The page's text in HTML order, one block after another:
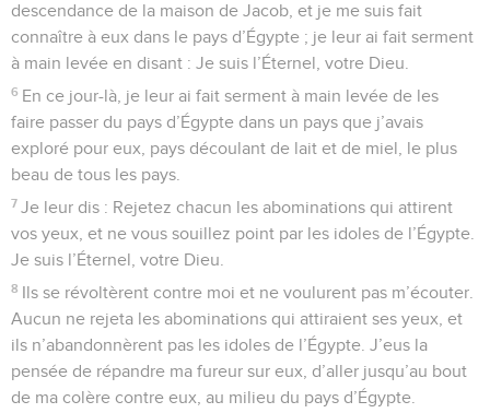
descendance de la maison de Jacob, et je me suis fait
connaître à eux dans le pays d’Égypte ; je leur ai fait serment
à main levée en disant : Je suis l’Éternel, votre Dieu.
6 En ce jour-là, je leur ai fait serment à main levée de les
faire passer du pays d’Égypte dans un pays que j’avais
exploré pour eux, pays découlant de lait et de miel, le plus
beau de tous les pays.
7 Je leur dis : Rejetez chacun les abominations qui attirent
vos yeux, et ne vous souillez point par les idoles de l’Égypte.
Je suis l’Éternel, votre Dieu.
8 Ils se révoltèrent contre moi et ne voulurent pas m’écouter.
Aucun ne rejeta les abominations qui attiraient ses yeux, et
ils n’abandonnèrent pas les idoles de l’Égypte. J’eus la
pensée de répandre ma fureur sur eux, d’aller jusqu’au bout
de ma colère contre eux, au milieu du pays d’Égypte.